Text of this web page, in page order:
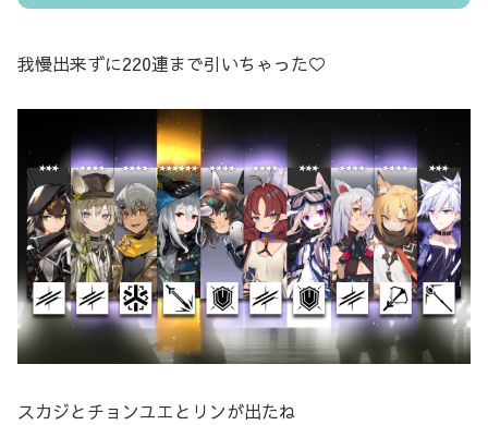
我慢出来ずに220連まで引いちゃった♡
スカジとチョンユエとリンが出たね